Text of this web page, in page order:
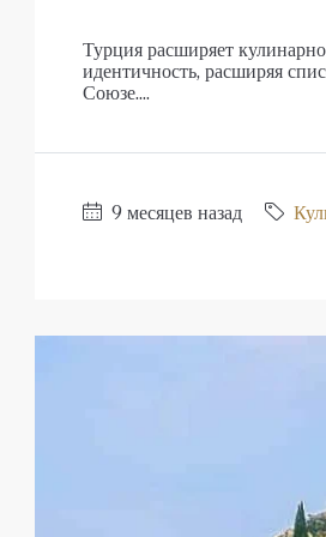
Турция расширяет
идентичность, расширяя
Союзе....
9 месяцев назад
Оба